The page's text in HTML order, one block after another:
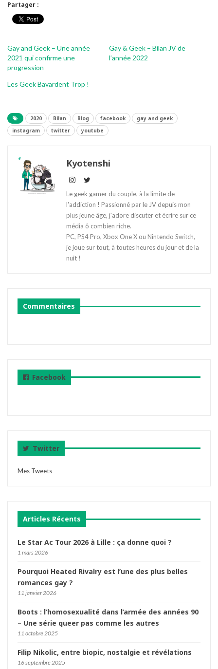
Partager :
Gay and Geek – Une année
2021 qui confirme une
progression
Gay & Geek – Bilan JV de
l’année 2022
Les Geek Bavardent Trop !
2020 Bilan Blog facebook
gay and geek
instagram
twitter youtube
Kyotenshi
Le geek gamer du couple, à la limite de
l'addiction ! Passionné par le JV depuis mon
plus jeune âge, j'adore discuter et écrire sur ce
média ô combien riche.
PC, PS4 Pro, Xbox One X ou Nintendo Switch,
je joue sur tout, à toutes heures du jour et de la
nuit !
Commentaires
Facebook
Twitter
Mes Tweets
Articles Récents
Le Star Ac Tour 2026 à Lille : ça donne quoi ?
1 mars 2026
Pourquoi Heated Rivalry est l’une des plus belles
romances gay ?
11 janvier 2026
Boots : l’homosexualité dans l’armée des années 90
– Une série queer pas comme les autres
11 octobre 2025
Filip Nikolic, entre biopic, nostalgie et révélations
16 septembre 2025